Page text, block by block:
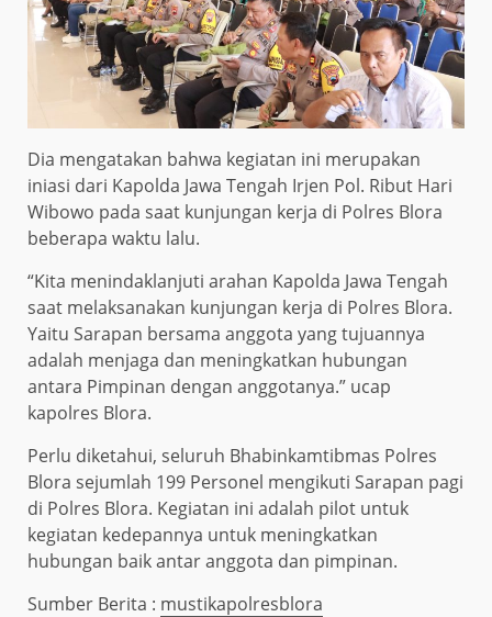
Dia mengatakan bahwa kegiatan ini merupakan
iniasi dari Kapolda Jawa Tengah Irjen Pol. Ribut Hari
Wibowo pada saat kunjungan kerja di Polres Blora
beberapa waktu lalu.
“Kita menindaklanjuti arahan Kapolda Jawa Tengah
saat melaksanakan kunjungan kerja di Polres Blora.
Yaitu Sarapan bersama anggota yang tujuannya
adalah menjaga dan meningkatkan hubungan
antara Pimpinan dengan anggotanya.” ucap
kapolres Blora.
Perlu diketahui, seluruh Bhabinkamtibmas Polres
Blora sejumlah 199 Personel mengikuti Sarapan pagi
di Polres Blora. Kegiatan ini adalah pilot untuk
kegiatan kedepannya untuk meningkatkan
hubungan baik antar anggota dan pimpinan.
Sumber Berita : mustikapolresblora